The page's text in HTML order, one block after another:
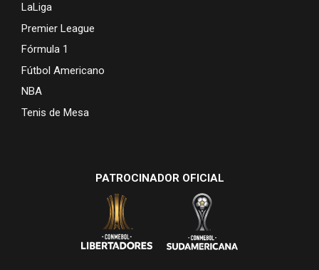
LaLiga
Premier League
Fórmula 1
Fútbol Americano
NBA
Tenis de Mesa
PATROCINADOR OFICIAL